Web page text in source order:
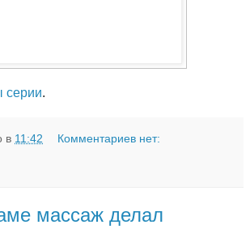
серии.
в 11:42 Комментариев нет:
массаж делал